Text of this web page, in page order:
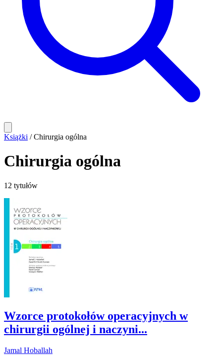
Książki / Chirurgia ogólna
Chirurgia ogólna
12 tytułów
Wzorce protokołów operacyjnych w
chirurgii ogólnej i naczyni...
Jamal Hoballah